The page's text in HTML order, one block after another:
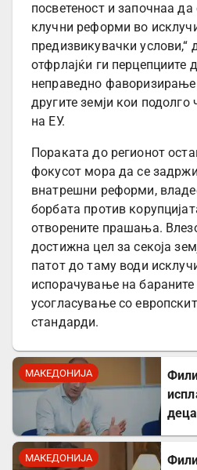
посветеност и започнаа
клучни реформи во
предизвикувачки услови,“
отфрлајќи ги перцепциите
неправедно
другите земји кои подолго
на ЕУ.
Пораката до регионот
фокусот мора да се
внатрешни реформи,
борбата против
отворените прашања.
достижна цел за секоја
патот до таму води
испорачување на
усогласување со
стандарди.
МАКЕДОНИЈА
МАКЕДОНИЈА